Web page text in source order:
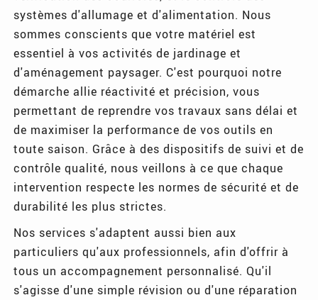
systèmes d'allumage et d'alimentation. Nous
sommes conscients que votre matériel est
essentiel à vos activités de jardinage et
d'aménagement paysager. C'est pourquoi notre
démarche allie réactivité et précision, vous
permettant de reprendre vos travaux sans délai et
de maximiser la performance de vos outils en
toute saison. Grâce à des dispositifs de suivi et de
contrôle qualité, nous veillons à ce que chaque
intervention respecte les normes de sécurité et de
durabilité les plus strictes.
Nos services s'adaptent aussi bien aux
particuliers qu'aux professionnels, afin d'offrir à
tous un accompagnement personnalisé. Qu'il
s'agisse d'une simple révision ou d'une réparation